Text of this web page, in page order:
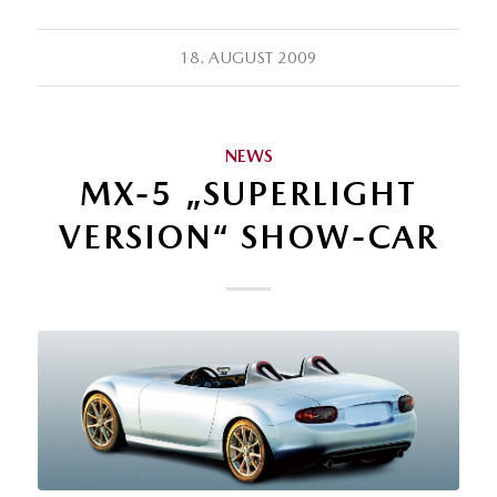
18. AUGUST 2009
NEWS
MX-5 „SUPERLIGHT
VERSION“ SHOW-CAR